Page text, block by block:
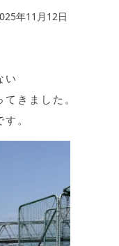
年11月12日
い
きました。
。